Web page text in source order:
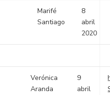
Marifé
Santiago
8
abril
2020
Verónica
Aranda
9
abril